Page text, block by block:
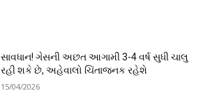
સાવધાન! ગેસની અછત આગામી 3-4 વર્ષ સુધી ચાલુ
રહી શકે છે, અહેવાલો ચિંતાજનક રહેશે
15/04/2026